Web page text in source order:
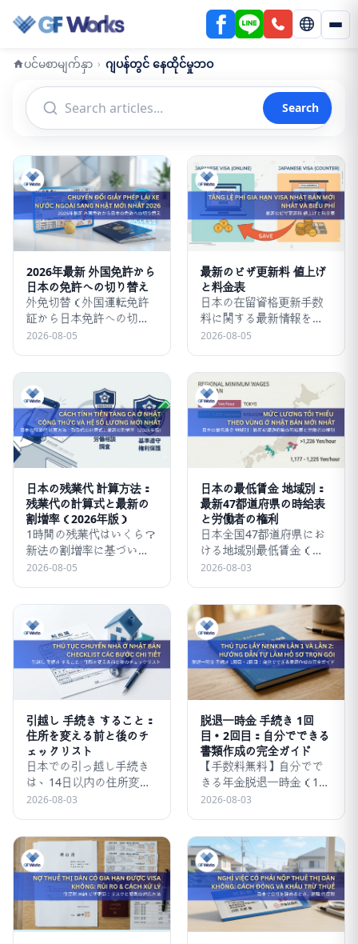
ပင်မစာမျက်နှာ › ဂျပန်တွင် နေထိုင်မှုဘဝ
Search
2026年最新 外国免許から
日本の免許への切り替え
外免切替（外国運転免許
証から日本免許への切り
替え）の手続きを徹底解
詳しくご紹介。
2026-08-05
最新のビザ更新料 値上げ
と料金表
日本の在留資格更新手数
料に関する最新情報をお
届けします。法務省発表
を詳しくご紹介。
2026-08-05
日本の残業代 計算方法：
残業代の計算式と最新の
割増率（2026年版）
1時間の残業代はいくら？
新法の割増率に基づいた
日本での残業代の計算方
2026-08-05
日本の最低賃金 地域別：
最新47都道府県の時給表
と労働者の権利
日本全国47都道府県にお
ける地域別最低賃金（時
給）の最新情報を更新し
い。
2026-08-03
引越し 手続き すること：
住所を変える前と後のチ
ェックリスト
日本での引っ越し手続き
は、14日以内の住所変更
届け出や電気・ガス・水
注意点をここでチェッ
ク！
2026-08-03
脱退一時金 手続き 1回
目・2回目：自分でできる
書類作成の完全ガイド
【手数料無料】自分でで
きる年金脱退一時金（1回
目・2回目）の手続き＆書
け取る方法
2026-08-03